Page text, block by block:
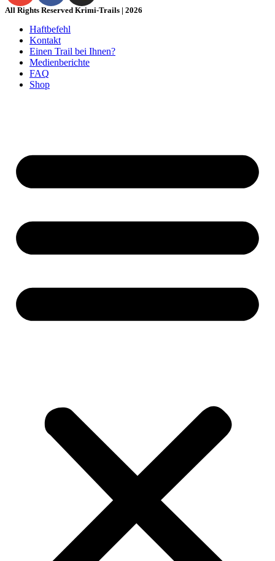
All Rights Reserved Krimi-Trails | 2026
Haftbefehl
Kontakt
Einen Trail bei Ihnen?
Medienberichte
FAQ
Shop